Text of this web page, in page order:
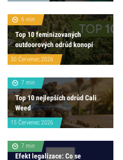
6 min
Top 10 feminizovaných
outdoorových odrůd konopí
30 Červenec 2026
7 min
Top 10 nejlepších odrůd Cali
Weed
15 Červenec 2026
7 min
Efekt legalizace: Co se